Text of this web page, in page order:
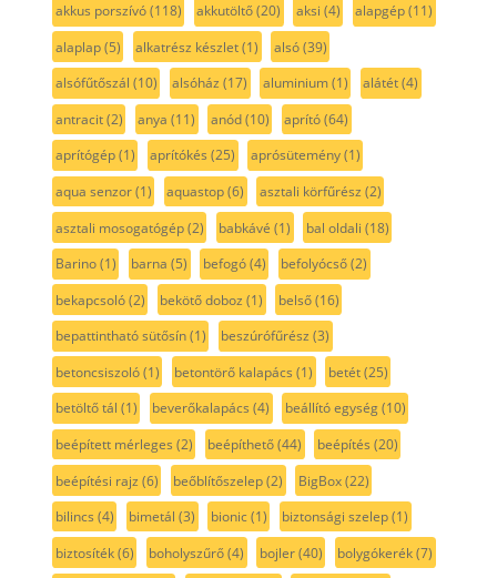
akkus porszívó(118) akkutöltő(20) aksi (4) alapgép(11)
alaplap(5) alkatrész készlet(1) alsó(39)
alsófűtőszál (10) alsóház (17) aluminium(1) alátét(4)
antracit(2) anya (11) anód(10) aprító(64)
aprítógép(1) aprítókés (25) aprósütemény(1)
aqua senzor(1) aquastop(6) asztali körfűrész (2)
asztali mosogatógép(2) babkávé (1) bal oldali (18)
Barino(1) barna (5) befogó(4) befolyócső(2)
bekapcsoló(2) bekötő doboz (1) belső(16)
bepattintható sütősín(1) beszúrófűrész (3)
betoncsiszoló(1) betontörő kalapács (1) betét(25)
betöltő tál (1) beverőkalapács (4) beállító egység(10)
beépített mérleges (2) beépíthető(44) beépítés (20)
beépítési rajz (6) beőblítőszelep(2) BigBox(22)
bilincs (4) bimetál (3) bionic(1) biztonsági szelep(1)
biztosíték(6) boholyszűrő(4) bojler(40) bolygókerék(7)